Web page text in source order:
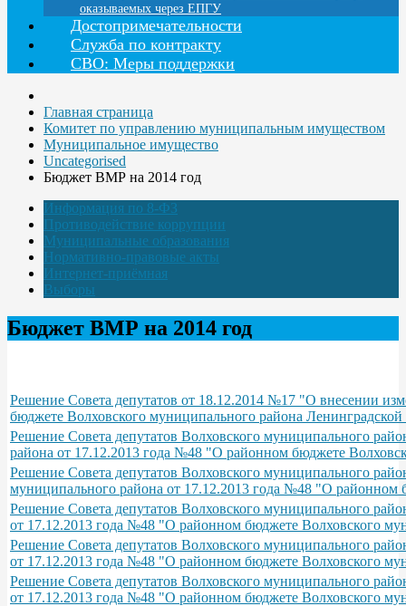
оказываемых через ЕПГУ
Достопримечательности
Служба по контракту
СВО: Меры поддержки
Главная страница
Комитет по управлению муниципальным имуществом
Муниципальное имущество
Uncategorised
Бюджет ВМР на 2014 год
Информация по 8-ФЗ
Противодействие коррупции
Муниципальные образования
Нормативно-правовые акты
Интернет-приёмная
Выборы
Бюджет ВМР на 2014 год
Решение Совета депутатов от 18.12.2014 №17 "О внесении
бюджете Волховского муниципального района Ленинградской
Решение Совета депутатов Волховского муниципального
района от 17.12.2013 года №48 "О районном бюджете
Решение Совета депутатов Волховского муниципального
муниципального района от 17.12.2013 года №48 "О районном
Решение Совета депутатов Волховского муниципального
от 17.12.2013 года №48 "О районном бюджете Волховского
Решение Совета депутатов Волховского муниципального
от 17.12.2013 года №48 "О районном бюджете Волховского
Решение Совета депутатов Волховского муниципального
от 17.12.2013 года №48 "О районном бюджете Волховского